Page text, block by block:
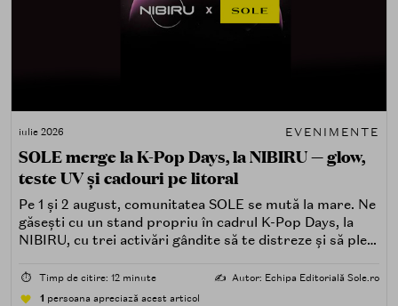
iulie 2026 EVENIMENTE
SOLE merge la K-Pop Days, la NIBIRU — glow,
teste UV și cadouri pe litoral
Pe 1 și 2 august, comunitatea SOLE se mută la mare. Ne
găsești cu un stand propriu în cadrul K-Pop Days, la
NIBIRU, cu trei activări gândite să te distreze și să pleci
⏱️ Timp de citire: 12 minute ✍️ Autor: Echipa Editorială Sole.ro
1 persoana apreciază acest articol